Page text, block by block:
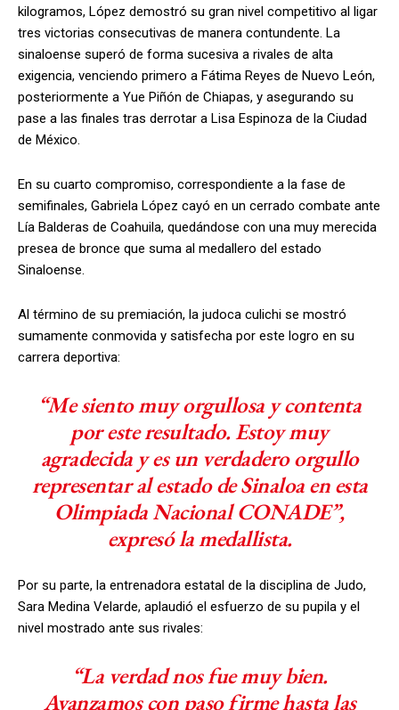
kilogramos, López demostró su gran nivel competitivo al ligar
tres victorias consecutivas de manera contundente. La
sinaloense superó de forma sucesiva a rivales de alta
exigencia, venciendo primero a Fátima Reyes de Nuevo León,
posteriormente a Yue Piñón de Chiapas, y asegurando su
pase a las finales tras derrotar a Lisa Espinoza de la Ciudad
de México.
En su cuarto compromiso, correspondiente a la fase de
semifinales, Gabriela López cayó en un cerrado combate ante
Lía Balderas de Coahuila, quedándose con una muy merecida
presea de bronce que suma al medallero del estado
Sinaloense.
Al término de su premiación, la judoca culichi se mostró
sumamente conmovida y satisfecha por este logro en su
carrera deportiva:
“Me siento muy orgullosa y contenta
por este resultado. Estoy muy
agradecida y es un verdadero orgullo
representar al estado de Sinaloa en esta
Olimpiada Nacional CONADE”,
expresó la medallista.
Por su parte, la entrenadora estatal de la disciplina de Judo,
Sara Medina Velarde, aplaudió el esfuerzo de su pupila y el
nivel mostrado ante sus rivales:
“La verdad nos fue muy bien.
Avanzamos con paso firme hasta las